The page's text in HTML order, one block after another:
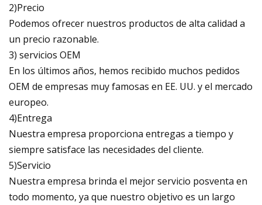
2)Precio
Podemos ofrecer nuestros productos de alta calidad a
un precio razonable.
3) servicios OEM
En los últimos años, hemos recibido muchos pedidos
OEM de empresas muy famosas en EE. UU. y el mercado
europeo.
4)Entrega
Nuestra empresa proporciona entregas a tiempo y
siempre satisface las necesidades del cliente.
5)Servicio
Nuestra empresa brinda el mejor servicio posventa en
todo momento, ya que nuestro objetivo es un largo